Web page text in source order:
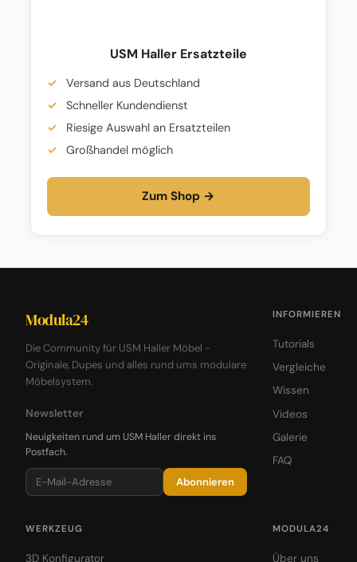
USM Haller Ersatzteile
Versand aus Deutschland
Schneller Kundendienst
Riesige Auswahl an Ersatzteilen
Großhandel möglich
Zum Shop →
Modula24
Die Community für USM Haller Möbel -
Originale, Dupes und alles rund ums modulare
Möbelsystem.
Newsletter
Neuigkeiten rund um USM Haller direkt ins
Postfach.
Abonnieren
INFORMIEREN
Tutorials
Vergleiche
Wissen
Videos
Galerie
FAQ
WERKZEUG
3D Konfigurator
MODULA24
Über uns